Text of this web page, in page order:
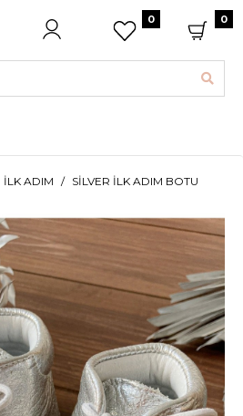
0 0
İLK ADIM SILVER İLK ADIM BOTU